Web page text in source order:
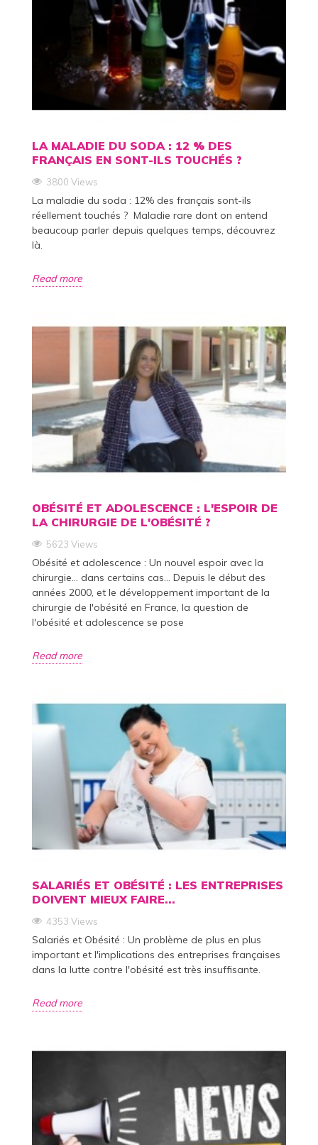
LA MALADIE DU SODA : 12 % DES
FRANÇAIS EN SONT-ILS TOUCHÉS ?
3800 Views
La maladie du soda : 12% des français sont-ils
réellement touchés ? Maladie rare dont on entend
beaucoup parler depuis quelques temps, découvrez
là.
Read more
OBÉSITÉ ET ADOLESCENCE : L'ESPOIR DE
LA CHIRURGIE DE L'OBÉSITÉ ?
5623 Views
Obésité et adolescence : Un nouvel espoir avec la
chirurgie... dans certains cas... Depuis le début des
années 2000, et le développement important de la
chirurgie de l'obésité en France, la question de
l'obésité et adolescence se pose
Read more
SALARIÉS ET OBÉSITÉ : LES ENTREPRISES
DOIVENT MIEUX FAIRE...
4353 Views
Salariés et Obésité : Un problème de plus en plus
important et l'implications des entreprises françaises
dans la lutte contre l'obésité est très insuffisante.
Read more